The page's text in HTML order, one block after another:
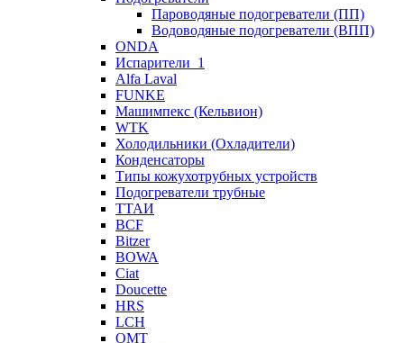
Пароводяные подогреватели (ПП)
Водоводяные подогреватели (ВПП)
ONDA
Испарители_1
Alfa Laval
FUNKE
Машимпекс (Кельвион)
WTK
Холодильники (Охладители)
Конденсаторы
Типы кожухотрубных устройств
Подогреватели трубные
ТТАИ
BCF
Bitzer
BOWA
Ciat
Doucette
HRS
LCH
OMT